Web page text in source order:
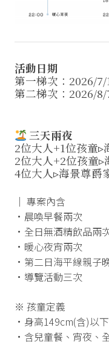
活動日期
第一梯次：2026/
第二梯次：2026/
三天兩夜
2位大人+1位孩童▹
2位大人+2位孩童
4位大人▹海景尊爵
│ 專案內含
•晨喚早餐兩次
•全日無酒精飲品兩
•暖心夜宵兩次
•第二日海平線親子
•導覽活動三次
※ 孩童定義
•身高149cm(含)以
•含兒童餐、宵夜、